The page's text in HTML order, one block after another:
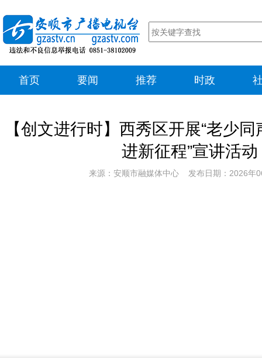
首页 要闻 推荐 时政
【创文进行时】西秀区开展“老少
进新征程”宣讲活动
来源：安顺市融媒体中心 发布日期：2026年